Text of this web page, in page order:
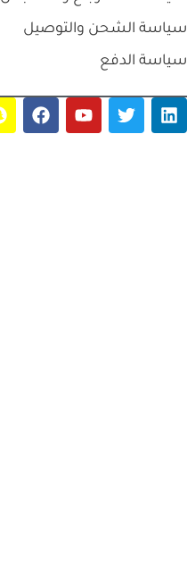
سياسة الشحن والتوصيل
سياسة الدفع